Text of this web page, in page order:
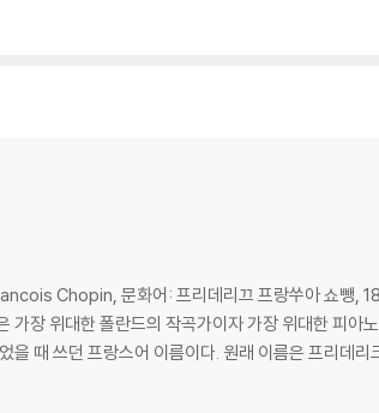
Chopin, 문화어: 프리데리끄 프랑쑤아 쇼뺑,
한 폴란드의 작곡가이자 가장 위대한 피아노곡 작곡가 중의
을 때 쓰던 프랑스어 이름이다. 원래 이름은 프리